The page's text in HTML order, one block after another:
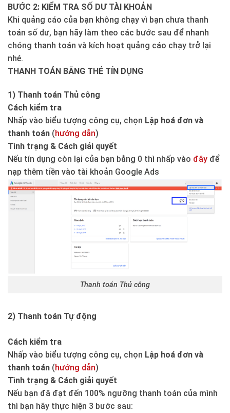
BƯỚC 2: KIỂM TRA SỐ DƯ TÀI KHOẢN
Khi quảng cáo của bạn không chạy vì bạn chưa thanh
toán số dư, bạn hãy làm theo các bước sau để nhanh
chóng thanh toán và kích hoạt quảng cáo chạy trở lại
nhé.
THANH TOÁN BẰNG THẺ TÍN DỤNG
1) Thanh toán Thủ công
Cách kiểm tra
Nhấp vào biểu tượng công cụ, chọn Lập hoá đơn và
thanh toán (hướng dẫn)
Tình trạng & Cách giải quyết
Nếu tín dụng còn lại của bạn bằng 0 thì nhấp vào đây để
nạp thêm tiền vào tài khoản Google Ads
Thanh toán Thủ công
2) Thanh toán Tự động
Cách kiểm tra
Nhấp vào biểu tượng công cụ, chọn Lập hoá đơn và
thanh toán ( hướng dẫn)
Tình trạng & Cách giải quyết
Nếu bạn đã đạt đến 100% ngưỡng thanh toán của mình
thì bạn hãy thực hiện 3 bước sau: